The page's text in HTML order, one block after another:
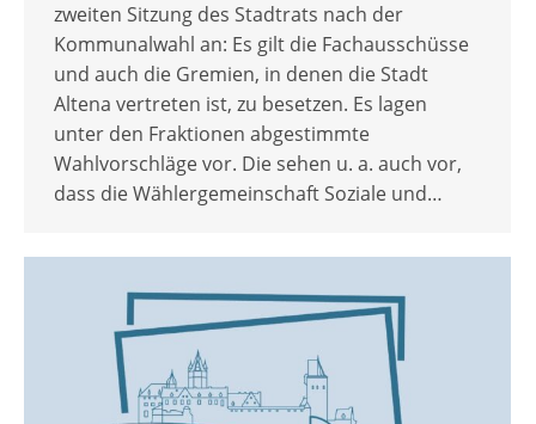
zweiten Sitzung des Stadtrats nach der
Kommunalwahl an: Es gilt die Fachausschüsse
und auch die Gremien, in denen die Stadt
Altena vertreten ist, zu besetzen. Es lagen
unter den Fraktionen abgestimmte
Wahlvorschläge vor. Die sehen u. a. auch vor,
dass die Wählergemeinschaft Soziale und…